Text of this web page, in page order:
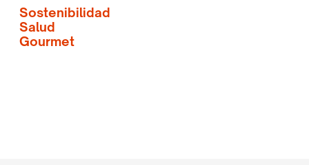
Sostenibilidad
Salud
Gourmet